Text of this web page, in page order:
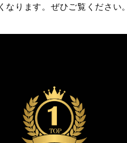
ります。ぜひご覧ください。